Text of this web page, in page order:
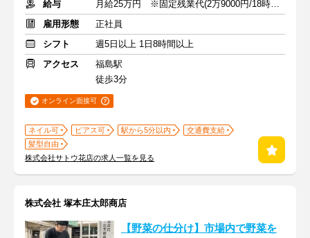
給与
⽉給25万円 ※固定残業代(2万9000円/18時間相当分)含む
雇用形態
正社員
シフト
週5日以上 1日8時間以上
アクセス
福島駅
徒歩3分
オンライン面接可
ネイル可 ピアス可 駅から5分以内
交通費支給
髪型自由
株式会社サトウ花店の求人一覧を見る
株式会社 塚本庄太郎商店
【野菜の仕分け】市場内で野菜を